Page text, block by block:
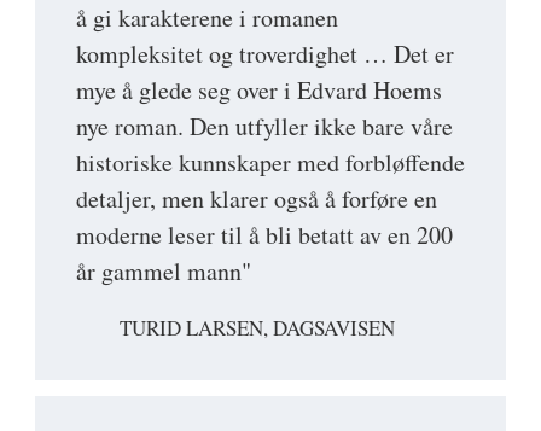
å gi karakterene i romanen
kompleksitet og troverdighet … Det er
mye å glede seg over i Edvard Hoems
nye roman. Den utfyller ikke bare våre
historiske kunnskaper med forbløffende
detaljer, men klarer også å forføre en
moderne leser til å bli betatt av en 200
år gammel mann"
TURID LARSEN, DAGSAVISEN